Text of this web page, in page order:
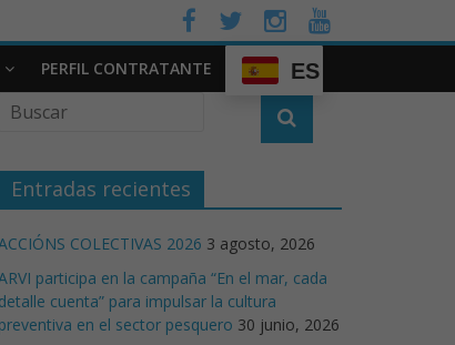
PERFIL CONTRATANTE ES
Entradas recientes
COLECTIVAS 2026 3 agosto, 2026
participa en la campaña “En el mar, cada
detalle cuenta” para impulsar la cultura
preventiva en el sector pesquero 30 junio, 2026